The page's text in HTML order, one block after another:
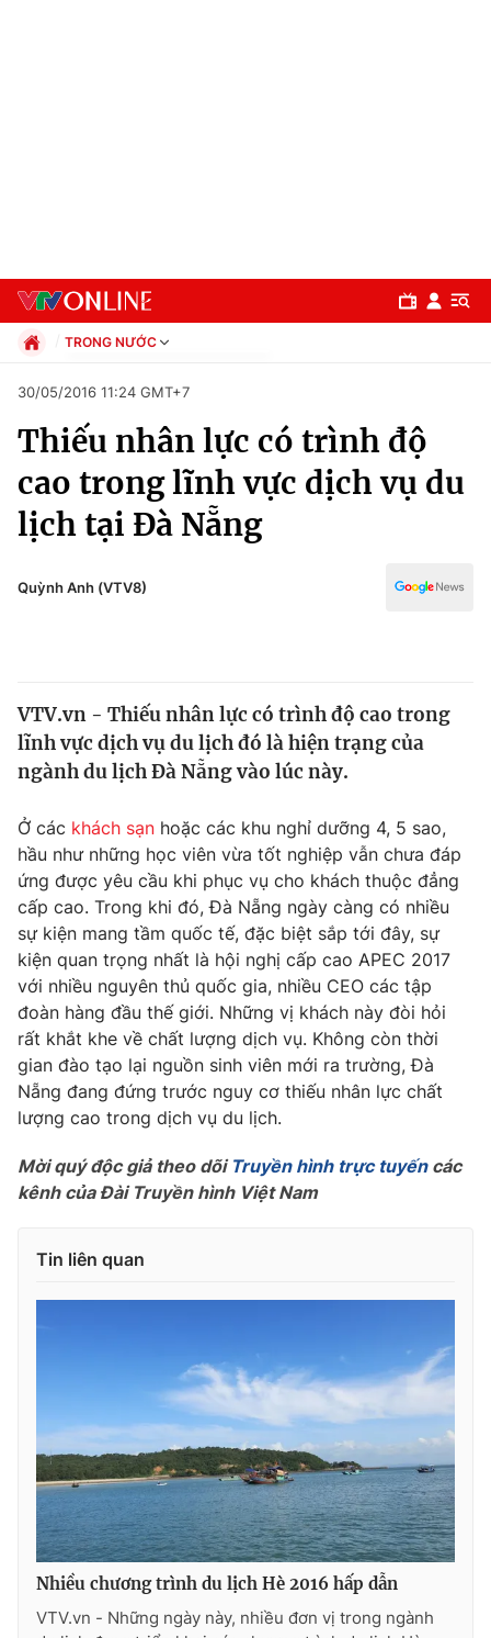
Chuyên mục
Chính trị
Thế giới
Thế giới đó đây
Câu chuyện quốc tế
Kinh tế
Tài chính
Thị trường
Góc doanh nghiệp
Dữ liệu và đời sống
Truyền hình
Phim VTV
Hậu trường
Nhân vật
Khán giả
Giải sao mai
Giải trí
Điện ảnh
Âm nhạc
Đời sống
Du lịch
Làm đẹp
Chất lượng cuộc sống
Giáo dục
Tuyển sinh
Công nghệ
Giao lưu trực tuyến
Emagazine Podcast
Photo Infographic
Video Shorts video
TRONG NƯỚC
Xã hội
Pháp luật
Thể thao
Truyền hình
Văn hóa - Giải trí
30/05/2016 11:24 GMT+7
Thiếu nhân lực có trình độ
cao trong lĩnh vực dịch vụ du
lịch tại Đà Nẵng
Quỳnh Anh (VTV8)
VTV.vn - Thiếu nhân lực có trình độ cao trong
lĩnh vực dịch vụ du lịch đó là hiện trạng của
ngành du lịch Đà Nẵng vào lúc này.
Ở các khách sạn hoặc các khu nghỉ dưỡng 4, 5 sao,
hầu như những học viên vừa tốt nghiệp vẫn chưa đáp
ứng được yêu cầu khi phục vụ cho khách thuộc đẳng
cấp cao. Trong khi đó, Đà Nẵng ngày càng có nhiều
sự kiện mang tầm quốc tế, đặc biệt sắp tới đây, sự
kiện quan trọng nhất là hội nghị cấp cao APEC 2017
với nhiều nguyên thủ quốc gia, nhiều CEO các tập
đoàn hàng đầu thế giới. Những vị khách này đòi hỏi
rất khắt khe về chất lượng dịch vụ. Không còn thời
gian đào tạo lại nguồn sinh viên mới ra trường, Đà
Nẵng đang đứng trước nguy cơ thiếu nhân lực chất
lượng cao trong dịch vụ du lịch.
Mời quý độc giả theo dõi Truyền hình trực tuyếncác
kênh của Đài Truyền hình Việt Nam
Tin liên quan
Nhiều chương trình du lịch Hè 2016 hấp dẫn
VTV.vn - Những ngày này, nhiều đơn vị trong ngành